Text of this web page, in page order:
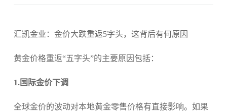
汇凯金业：金价大跌重返5字头，这背后有何原因
黄金价格重返“五字头”的主要原因包括：
1.国际金价下调
全球金价的波动对本地黄金零售价格有直接影响。如果